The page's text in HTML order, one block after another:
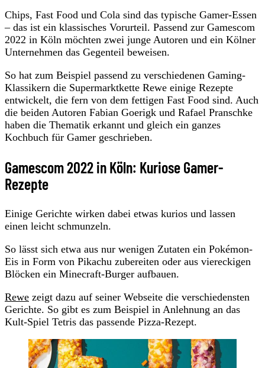
Chips, Fast Food und Cola sind das typische Gamer-Essen
– das ist ein klassisches Vorurteil. Passend zur Gamescom
2022 in Köln möchten zwei junge Autoren und ein Kölner
Unternehmen das Gegenteil beweisen.
So hat zum Beispiel passend zu verschiedenen Gaming-
Klassikern die Supermarktkette Rewe einige Rezepte
entwickelt, die fern von dem fettigen Fast Food sind. Auch
die beiden Autoren Fabian Goerigk und Rafael Pranschke
haben die Thematik erkannt und gleich ein ganzes
Kochbuch für Gamer geschrieben.
Gamescom 2022 in Köln: Kuriose Gamer-
Rezepte
Einige Gerichte wirken dabei etwas kurios und lassen
einen leicht schmunzeln.
So lässt sich etwa aus nur wenigen Zutaten ein Pokémon-
Eis in Form von Pikachu zubereiten oder aus viereckigen
Blöcken ein Minecraft-Burger aufbauen.
Rewe zeigt dazu auf seiner Webseite die verschiedensten
Gerichte. So gibt es zum Beispiel in Anlehnung an das
Kult-Spiel Tetris das passende Pizza-Rezept.